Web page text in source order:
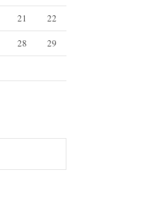
21
22
28
29